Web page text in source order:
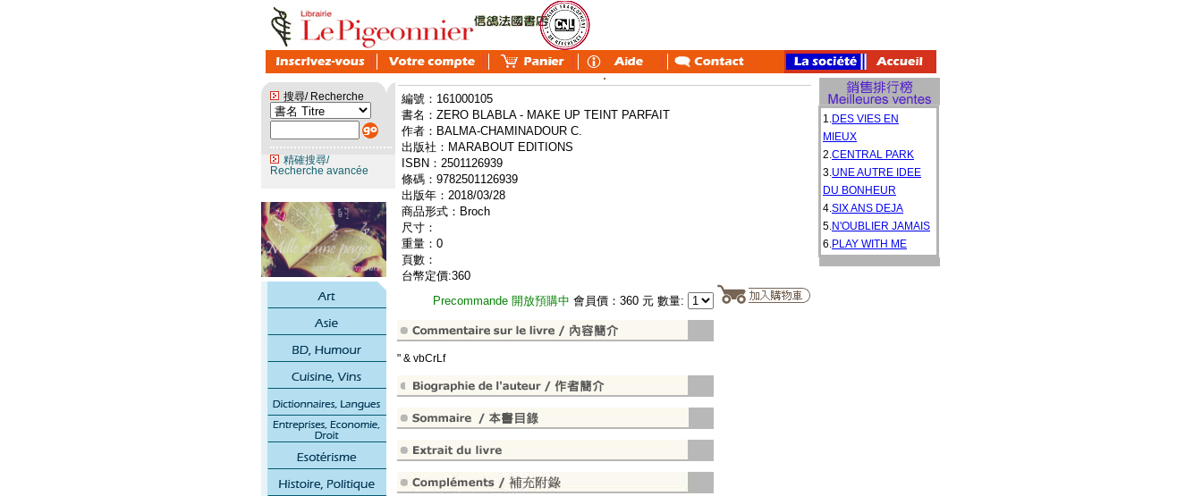
搜尋/ Recherche
精確搜尋/
Recherche avancée
編號：161000105
書名：ZERO BLABLA - MAKE UP TEINT PARFAIT
作者：BALMA-CHAMINADOUR C.
出版社：MARABOUT EDITIONS
ISBN：2501126939
條碼：9782501126939
出版年：2018/03/28
商品形式：Broch
尺寸：
重量：0
頁數：
台幣定價:360
Precommande 開放預購中 會員價：360 元 數量:
" & vbCrLf
1.DES VIES EN
MIEUX
2.CENTRAL PARK
3.UNE AUTRE IDEE
DU BONHEUR
4.SIX ANS DEJA
5.N'OUBLIER JAMAIS
6.PLAY WITH ME